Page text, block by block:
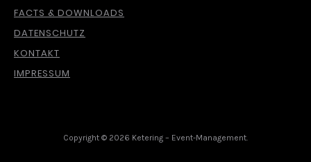
FACTS & DOWNLOADS
DATENSCHUTZ
KONTAKT
IMPRESSUM
Copyright © 2026 Ketering – Event-Management